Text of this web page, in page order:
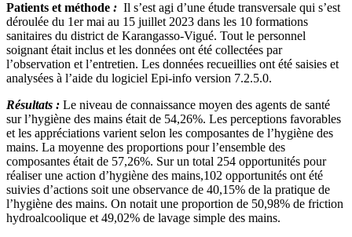
Patients et méthode : Il s’est agi d’une étude transversale qui s’est
déroulée du 1er mai au 15 juillet 2023 dans les 10 formations
sanitaires du district de Karangasso-Vigué. Tout le personnel
soignant était inclus et les données ont été collectées par
l’observation et l’entretien. Les données recueillies ont été saisies et
analysées à l’aide du logiciel Epi-info version 7.2.5.0.
Résultats : Le niveau de connaissance moyen des agents de santé
sur l’hygiène des mains était de 54,26%. Les perceptions favorables
et les appréciations varient selon les composantes de l’hygiène des
mains. La moyenne des proportions pour l’ensemble des
composantes était de 57,26%. Sur un total 254 opportunités pour
réaliser une action d’hygiène des mains,102 opportunités ont été
suivies d’actions soit une observance de 40,15% de la pratique de
l’hygiène des mains. On notait une proportion de 50,98% de friction
hydroalcoolique et 49,02% de lavage simple des mains.